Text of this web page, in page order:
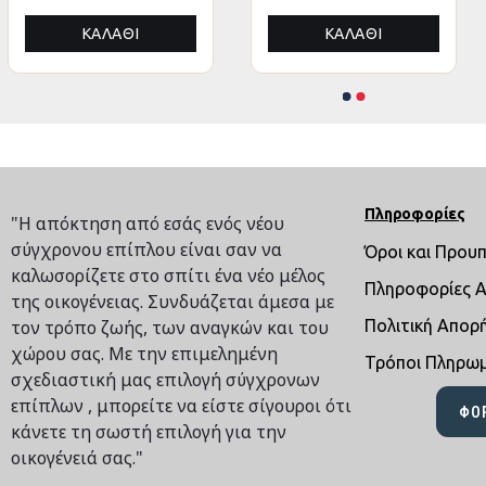
ΚΑΛΆΘΙ ΚΑΛΆΘΙ
ΚΑΛΆΘΙ ΚΑΛΆΘΙ
"Η απόκτηση από εσάς ενός νέου
σύγχρονου επίπλου είναι σαν να
καλωσορίζετε στο σπίτι ένα νέο μέλος
της οικογένειας. Συνδυάζεται άμεσα με
τον τρόπο ζωής, των αναγκών και του
χώρου σας. Με την επιμελημένη
σχεδιαστική μας επιλογή σύγχρονων
επίπλων , μπορείτε να είστε σίγουροι ότι
κάνετε τη σωστή επιλογή για την
οικογένειά σας."
Πληροφορίες
Όροι και
Πληροφορίες
Πολιτική
Τρόποι